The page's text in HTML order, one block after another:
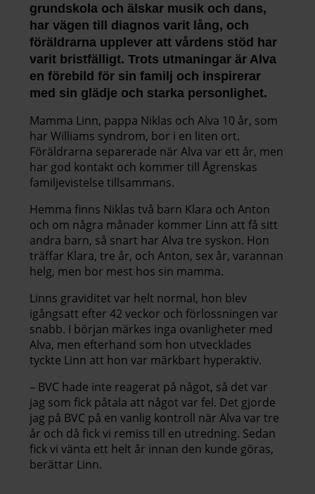
grundskola och älskar musik och dans,
har vägen till diagnos varit lång, och
föräldrarna upplever att vårdens stöd har
varit bristfälligt. Trots utmaningar är Alva
en förebild för sin familj och inspirerar
med sin glädje och starka personlighet.
Mamma Linn, pappa Niklas och Alva 10 år, som
har Williams syndrom, bor i en liten ort.
Föräldrarna separerade när Alva var ett år, men
har god kontakt och kommer till Ågrenskas
familjevistelse tillsammans.
Hemma finns Niklas två barn Klara och Anton
och om några månader kommer Linn att få sitt
andra barn, så snart har Alva tre syskon. Hon
träffar Klara, tre år, och Anton, sex år, varannan
helg, men bor mest hos sin mamma.
Linns graviditet var helt normal, hon blev
igångsatt efter 42 veckor och förlossningen var
snabb. I början märkes inga ovanligheter med
Alva, men efterhand som hon utvecklades
tyckte Linn att hon var märkbart hyperaktiv.
– BVC hade inte reagerat på något, så det var
jag som fick påtala att något var fel. Det gjorde
jag på BVC på en vanlig kontroll när Alva var tre
år och då fick vi remiss till en utredning. Sedan
fick vi vänta ett helt år innan den kunde göras,
berättar Linn.